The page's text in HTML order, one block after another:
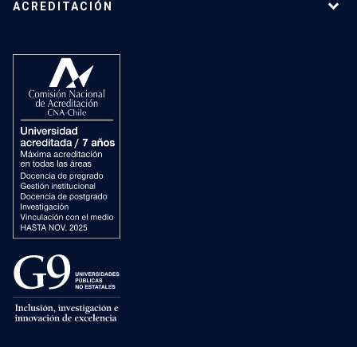
ACREDITACIÓN